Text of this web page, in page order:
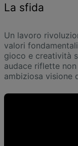
La sfida
Un lavoro
valori
gioco e creatività
audace riflette
ambiziosa visione